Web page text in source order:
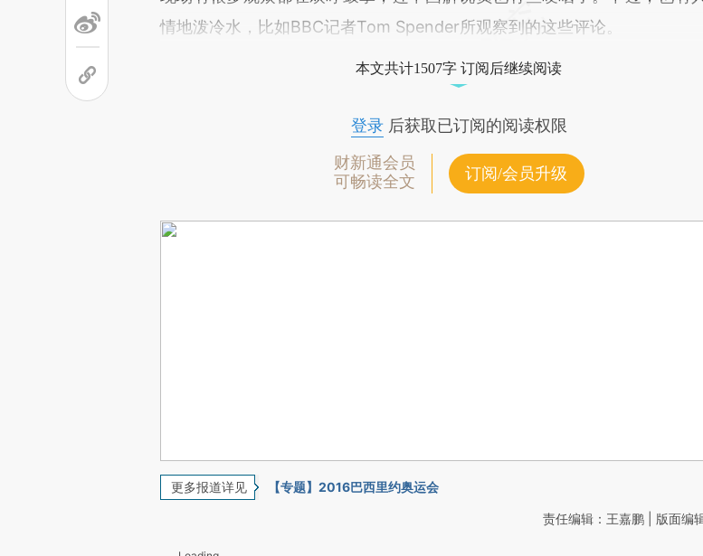
情地泼冷水，比如BBC记者Tom Spender所观察到的这些评论。
本文共计1507字 订阅后继续阅读
登录后获取已订阅的阅读权限
财新通会员
可畅读全文
订阅/会员升级
更多报道详见 【专题】2016巴西里约奥运会
责任编辑：王嘉鹏 | 版面编